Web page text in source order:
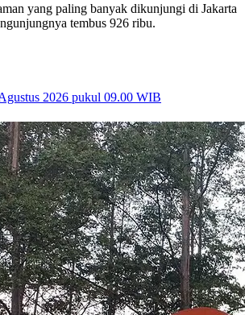
yang paling banyak dikunjungi di Jakarta
tembus 926 ribu.
2026 pukul 09.00 WIB